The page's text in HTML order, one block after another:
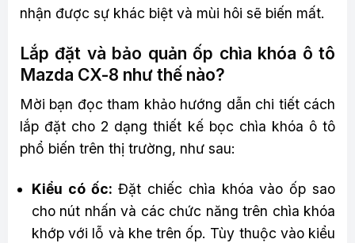
nhận được sự khác biệt và mùi hôi sẽ biến mất.
Lắp đặt và bảo quản ốp chìa khóa ô tô
Mazda CX-8 như thế nào?
Mời bạn đọc tham khảo hướng dẫn chi tiết cách
lắp đặt cho 2 dạng thiết kế bọc chìa khóa ô tô
phổ biến trên thị trường, như sau:
Kiểu có ốc: Đặt chiếc chìa khóa vào ốp sao
cho nút nhấn và các chức năng trên chìa khóa
khớp với lỗ và khe trên ốp. Tùy thuộc vào kiểu